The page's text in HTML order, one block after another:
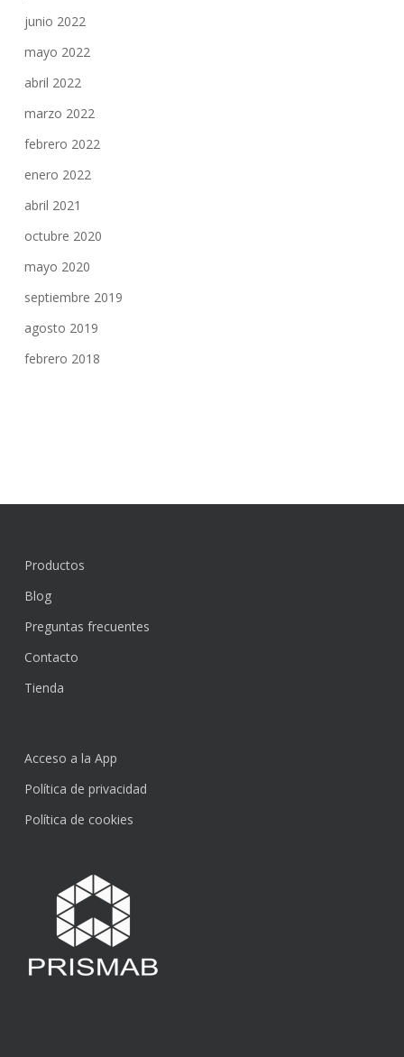
junio 2022
mayo 2022
abril 2022
marzo 2022
febrero 2022
enero 2022
abril 2021
octubre 2020
mayo 2020
septiembre 2019
agosto 2019
febrero 2018
Productos
Blog
Preguntas frecuentes
Contacto
Tienda
Acceso a la App
Política de privacidad
Política de cookies